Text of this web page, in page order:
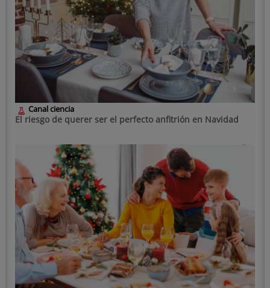
Canal ciencia
El riesgo de querer ser el perfecto anfitrión en Navidad